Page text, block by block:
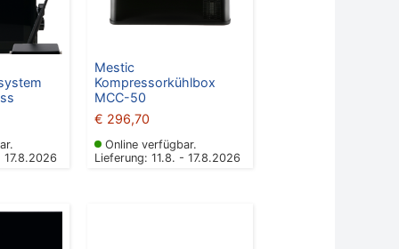
17.8.2026
Mestic
Kompressorkühlbox
MCC-50
€ 296,70
Online verfügbar.
Lieferung: 11.8. - 17.8.2026